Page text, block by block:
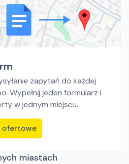
zapytań do każdej
Wypełnij jeden formularz i
w jednym miejscu.
ofertowe
miastach